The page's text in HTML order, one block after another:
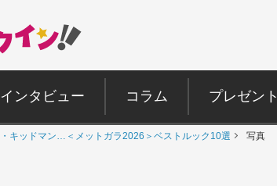
インタビュー コラム プレゼント
キッドマン…＜メットガラ2026＞ベストルック10選 写真